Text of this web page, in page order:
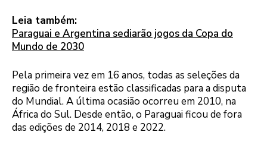
Leia também:
Paraguai e Argentina sediarão jogos da Copa do
Mundo de 2030
Pela primeira vez em 16 anos, todas as seleções da
região de fronteira estão classificadas para a disputa
do Mundial. A última ocasião ocorreu em 2010, na
África do Sul. Desde então, o Paraguai ficou de fora
das edições de 2014, 2018 e 2022.